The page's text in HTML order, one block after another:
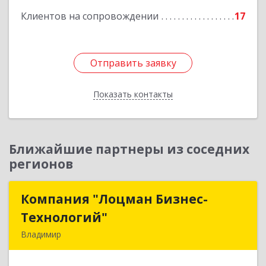
Клиентов на сопровождении 17
Отправить заявку
Показать контакты
Отправить заявку
Назад
Ближайшие партнеры из соседних
регионов
Компания "Лоцман Бизнес-
Технологий"
Владимир
Компания "Лоцман Бизнес-